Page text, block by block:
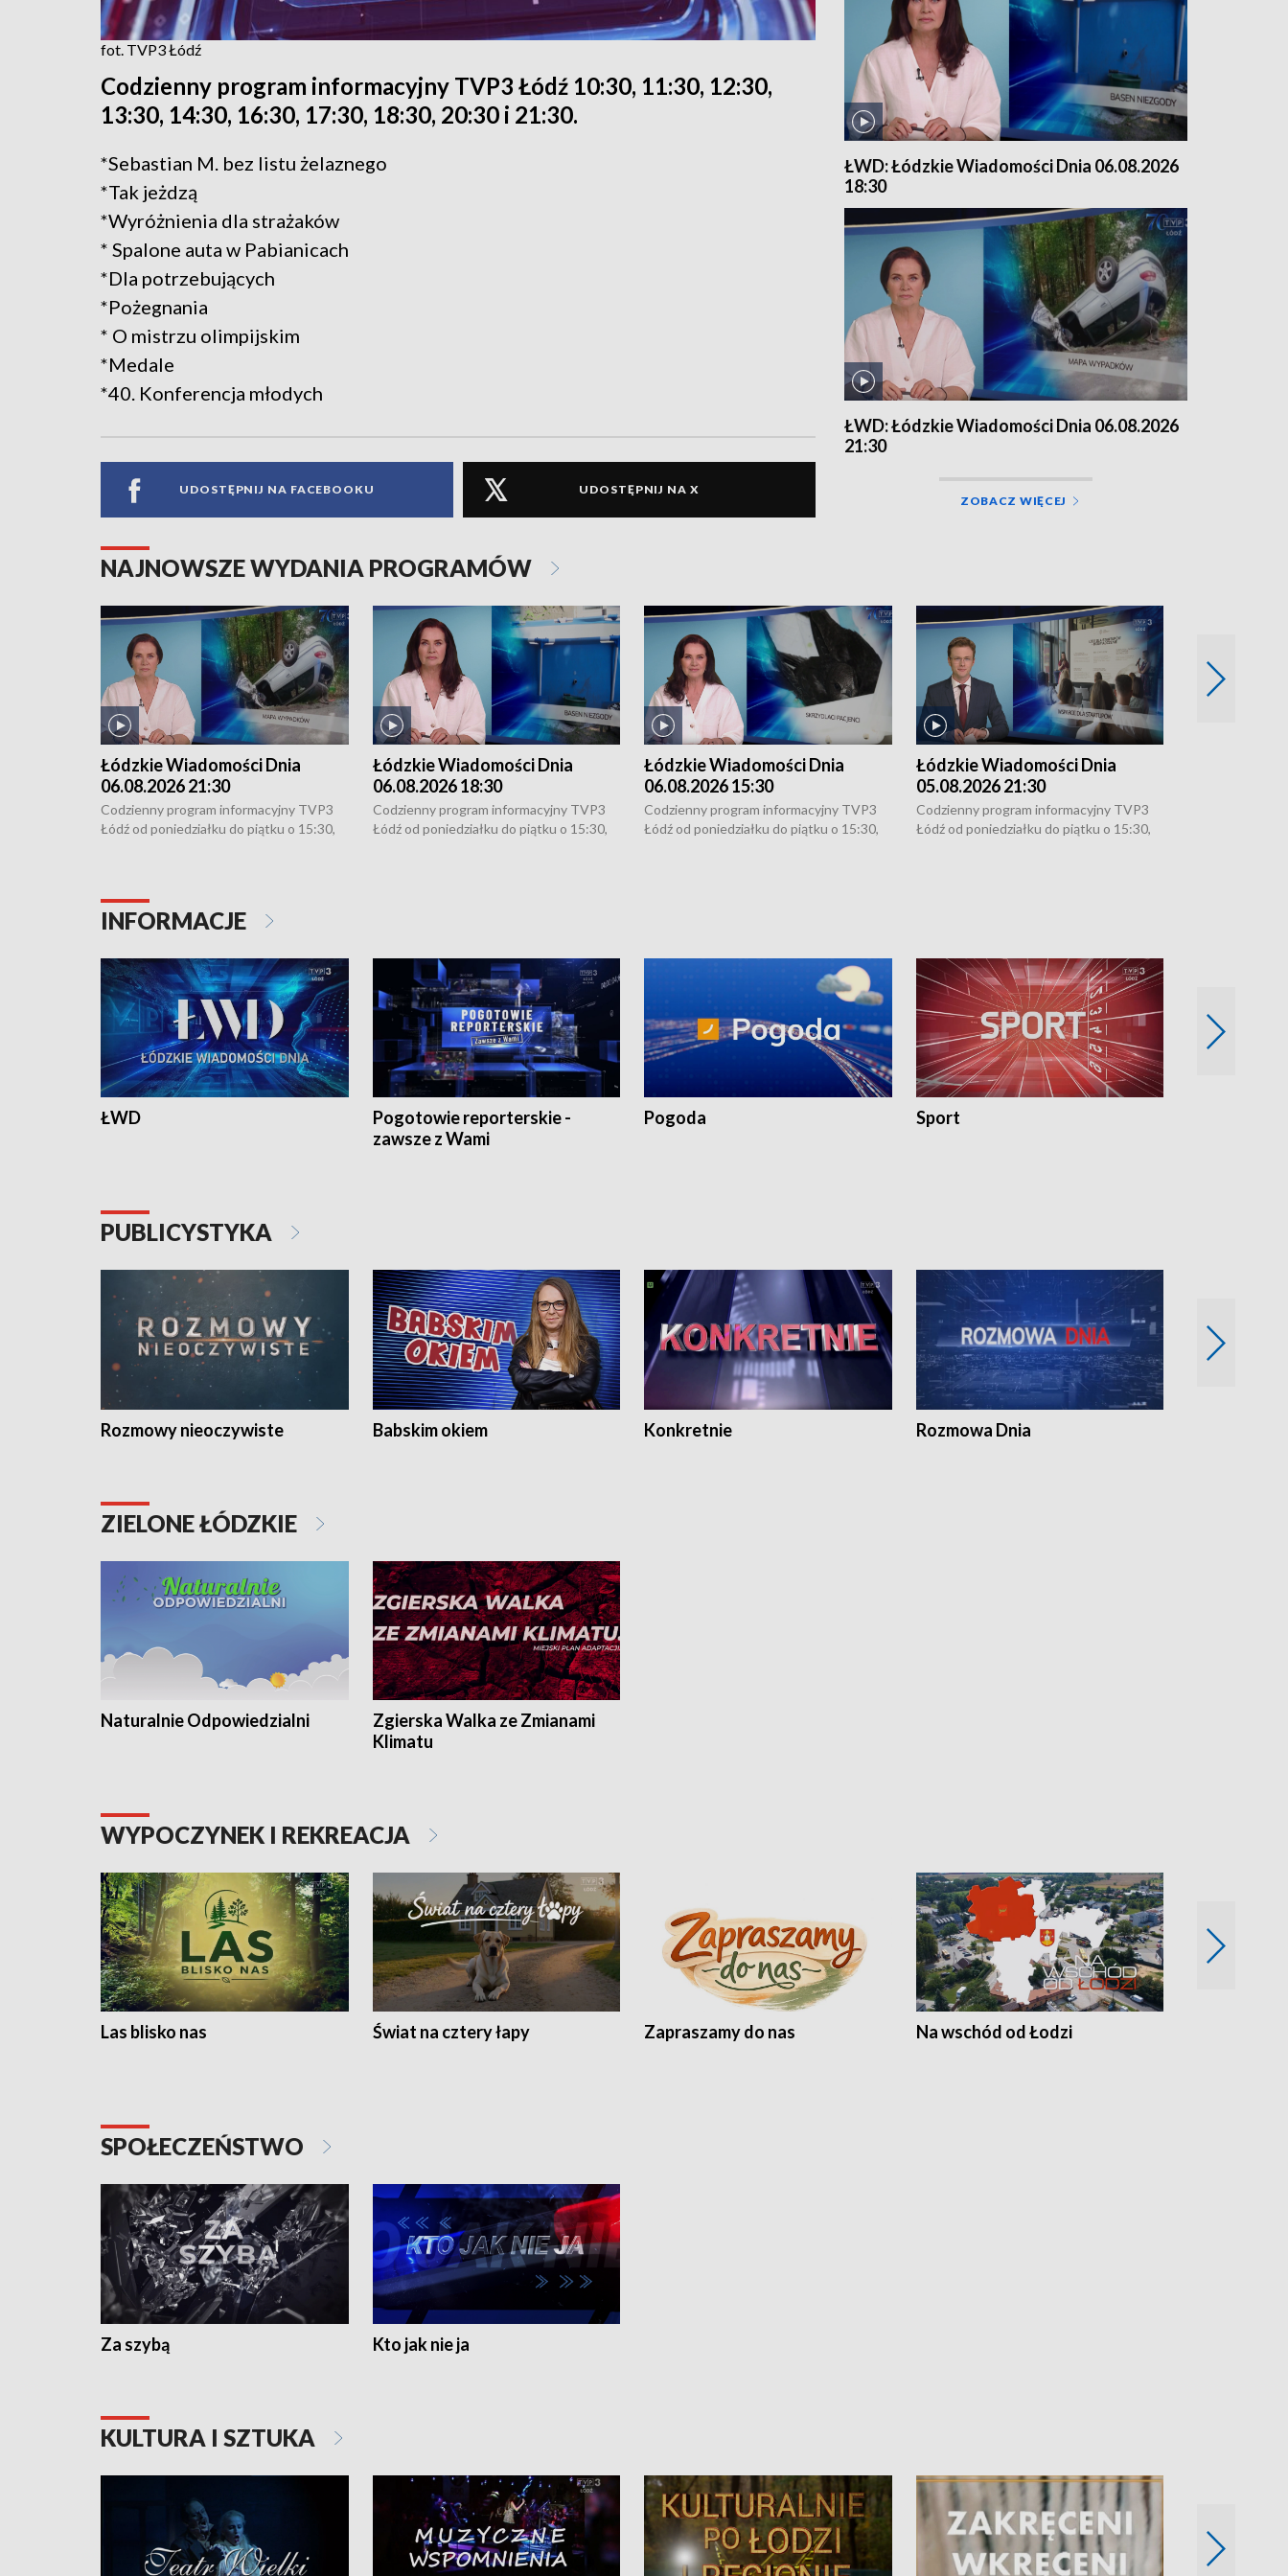
fot. TVP3 Łódź
Codzienny program informacyjny TVP3 Łódź 10:30, 11:30, 12:30,
13:30, 14:30, 16:30, 17:30, 18:30, 20:30 i 21:30.
*Sebastian M. bez listu żelaznego
*Tak jeżdzą
*Wyróżnienia dla strażaków
* Spalone auta w Pabianicach
*Dla potrzebujących
*Pożegnania
* O mistrzu olimpijskim
*Medale
*40. Konferencja młodych
UDOSTĘPNIJ NA FACEBOOKU UDOSTĘPNIJ NA X
ŁWD: Łódzkie Wiadomości Dnia 06.08.2026
18:30
ŁWD: Łódzkie Wiadomości Dnia 06.08.2026
21:30
ZOBACZ WIĘCEJ
NAJNOWSZE WYDANIA PROGRAMÓW
Łódzkie Wiadomości Dnia
06.08.2026 21:30
Codzienny program informacyjny TVP3
Łódź od poniedziałku do piątku o 15:30,
Łódzkie Wiadomości Dnia
06.08.2026 18:30
Codzienny program informacyjny TVP3
Łódź od poniedziałku do piątku o 15:30,
Łódzkie Wiadomości Dnia
06.08.2026 15:30
Codzienny program informacyjny TVP3
Łódź od poniedziałku do piątku o 15:30,
Łódzkie Wiadomości Dnia
05.08.2026 21:30
Codzienny program informacyjny TVP3
Łódź od poniedziałku do piątku o 15:30,
INFORMACJE
ŁWD
Pogotowie reporterskie -
zawsze z Wami
Pogoda Sport
PUBLICYSTYKA
Rozmowy nieoczywiste Babskim okiem Konkretnie Rozmowa Dnia
ZIELONE ŁÓDZKIE
Naturalnie Odpowiedzialni
Zgierska Walka ze Zmianami
Klimatu
WYPOCZYNEK I REKREACJA
Las blisko nas Świat na cztery łapy Zapraszamy do nas Na wschód od Łodzi
SPOŁECZEŃSTWO
Za szybą Kto jak nie ja
KULTURA I SZTUKA